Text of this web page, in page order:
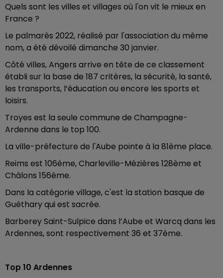
Quels sont les villes et villages où l'on vit le mieux en
France ?
Le palmarès 2022, réalisé par l'association du même
nom, a été dévoilé dimanche 30 janvier.
Côté villes, Angers arrive en tête de ce classement
établi sur la base de 187 critères, la sécurité, la santé,
les transports, l’éducation ou encore les sports et
loisirs.
Troyes est la seule commune de Champagne-
Ardenne dans le top 100.
La ville-préfecture de l'Aube pointe à la 81ème place.
Reims est 106ème, Charleville-Mézières 128ème et
Châlons 156ème.
Dans la catégorie village, c'est la station basque de
Guéthary qui est sacrée.
Barberey Saint-Sulpice dans l’Aube et Warcq dans les
Ardennes, sont respectivement 36 et 37ème.
Top 10 Ardennes